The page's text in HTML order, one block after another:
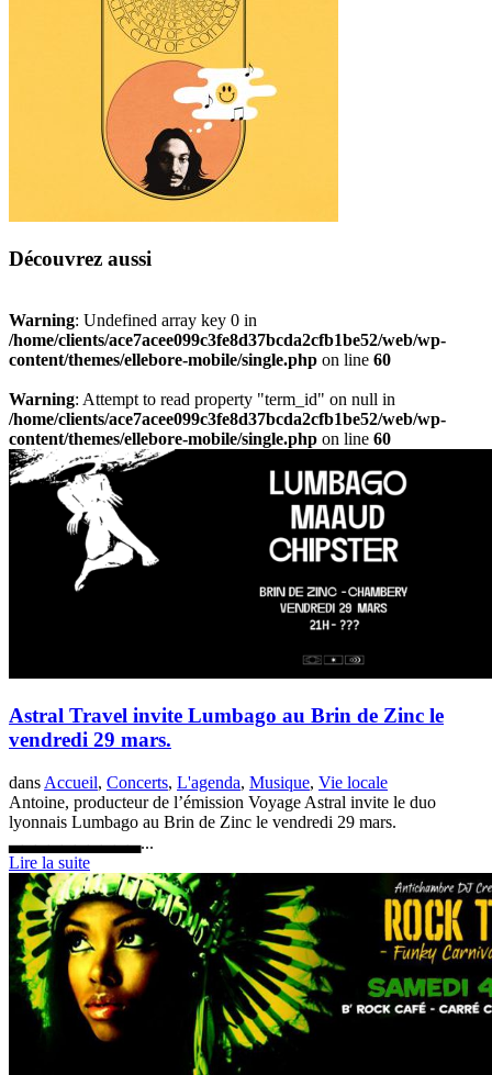
Découvrez aussi
Warning: Undefined array key 0 in
/home/clients/ace7acee099c3fe8d37bcda2cfb1be52/web/wp-
content/themes/ellebore-mobile/single.php on line 60
Warning: Attempt to read property "term_id" on null in
/home/clients/ace7acee099c3fe8d37bcda2cfb1be52/web/wp-
content/themes/ellebore-mobile/single.php on line 60
Astral Travel invite Lumbago au Brin de Zinc le
vendredi 29 mars.
dans Accueil, Concerts, L'agenda, Musique, Vie locale
Antoine, producteur de l’émission Voyage Astral invite le duo
lyonnais Lumbago au Brin de Zinc le vendredi 29 mars.
▃▃▃▃▃▃▃▃▃▃...
Lire la suite